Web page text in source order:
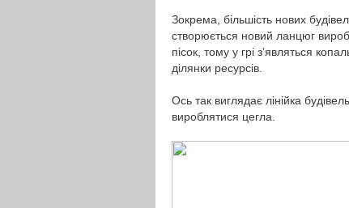
Зокрема, більшість нових
створюється новий ланцюг
пісок, тому у грі з’являться
ділянки ресурсів.
Ось так виглядає лінійка
вироблятися цегла.